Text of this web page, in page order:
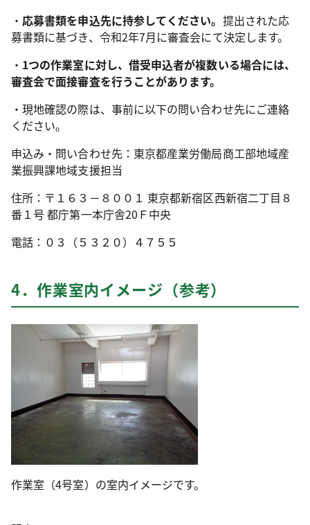
・ 応募書類を申込先に持参してください。 提出された応
募書類に基づき、令和2年7月に審査会にて決定します。
・ 1つの作業室に対し、借受申込者が複数いる場合には、
審査会で面接審査を行うことがあります。
・現地確認の際は、事前に以下の問い合わせ先にご連絡
ください。
申込み・問い合わせ先：東京都産業労働局商工部地域産
業振興課地域支援担当
住所：〒１６３－８００１ 東京都新宿区西新宿二丁目８
番１号 都庁第一本庁舎20Ｆ中央
電話：０３（５３２０）４７５５
4．作業室内イメージ（参考）
作業室（4号室）の室内イメージです。